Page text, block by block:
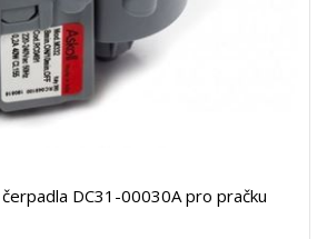
DC31-00030A pro pračku